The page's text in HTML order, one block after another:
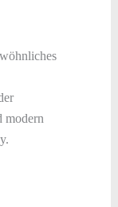
modern